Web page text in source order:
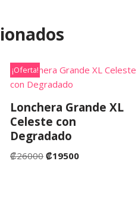
¡Oferta!
Lonchera Grande XL
Celeste con
Degradado
₡26000 ₡19500